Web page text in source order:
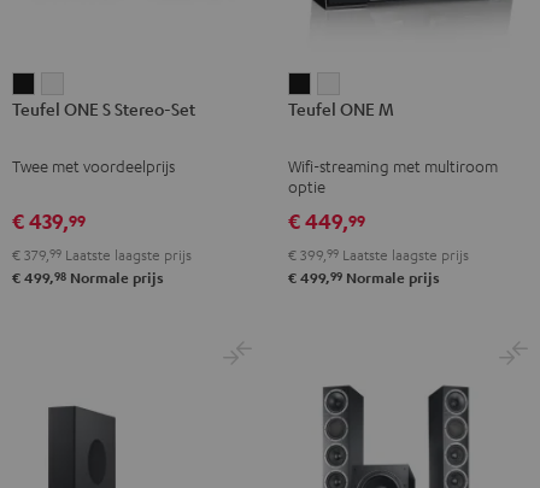
ONE
Stereo-
Zwart
ONE
Stereo-
Wit
Teufel ONE S Stereo-Set
Twee met voordeelprijs
€ 439,99
€ 379, 99 Laatste laagste prijs
€ 499,98 Normale prijs
ONE
Zwart
ONE
Wit
Teufel ONE M
Wifi-streaming met multiroom
optie
€ 449,99
€ 399, 99 Laatste laagste prijs
€ 499,99 Normale prijs